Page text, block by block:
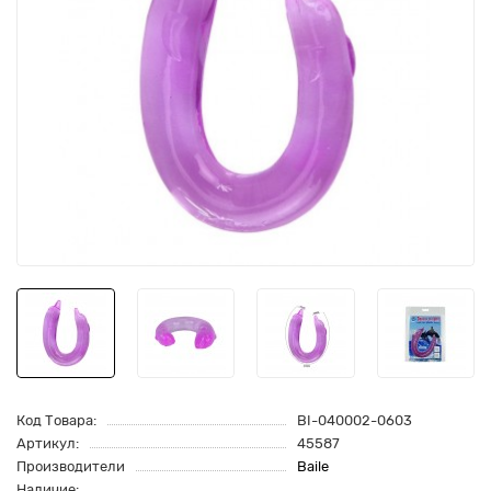
Код Товара:
BI-040002-0603
Артикул:
45587
Производители
Baile